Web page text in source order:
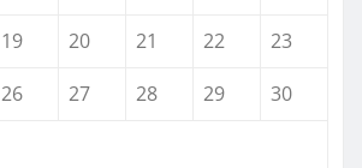
19 20 21 22
23
26 27 28 29
30